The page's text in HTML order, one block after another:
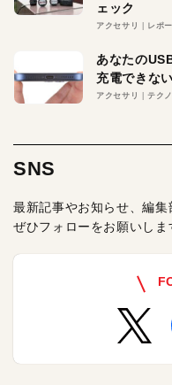
ェック
アクセサリ レポ
あなたの
充電できな
アクセサリ テク
SNS
最新記事やお知らせ、編集
ぜひフォローをお願いしま